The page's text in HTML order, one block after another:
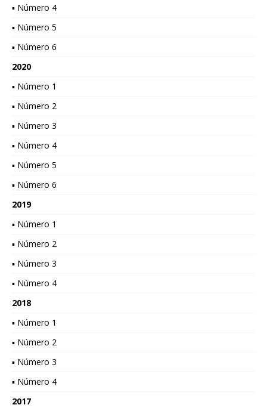
▪ Número 4
▪ Número 5
▪ Número 6
2020
▪ Número 1
▪ Número 2
▪ Número 3
▪ Número 4
▪ Número 5
▪ Número 6
2019
▪ Número 1
▪ Número 2
▪ Número 3
▪ Número 4
2018
▪ Número 1
▪ Número 2
▪ Número 3
▪ Número 4
2017